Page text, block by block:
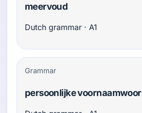
meervoud
Dutch grammar · A1
Grammar
persoonlijke